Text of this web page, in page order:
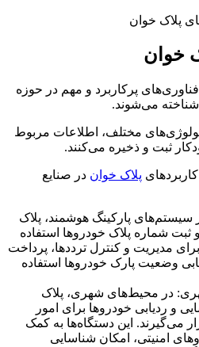
پلاک خوان
خوان
پرکاربرد و مهم در حوزه
می‌شوند.
مختلف، اطلاعات مربوط
ثبت و ذخیره می‌کنند.
پلاک خوان در صنایع
سیستم‌های پارکینگ هوشمند، پلاک
ثبت شماره پلاک خودروها استفاده
مدیریت و کنترل ترددها، پرداخت
وضعیت پارک خودروها استفاده
در محیط‌های شهری، پلاک
و ردیابی خودروها برای امور
می‌گیرند. این دستگاه‌ها به کمک
امنیتی، امکان شناسایی